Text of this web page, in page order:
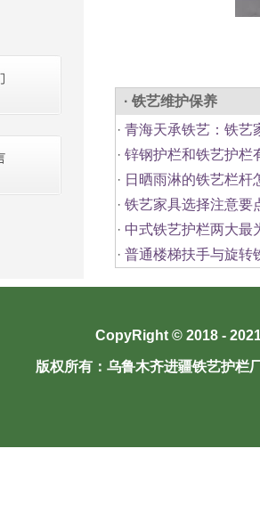
· 铁艺维护保养
· 青海天承铁艺：铁艺
· 锌钢护栏和铁艺护栏
· 日晒雨淋的铁艺栏杆
· 铁艺家具选择注意要
· 中式铁艺护栏两大最
· 普通楼梯扶手与旋转
CopyRight © 2018 -
版权所有： 乌鲁木齐进疆铁艺护栏